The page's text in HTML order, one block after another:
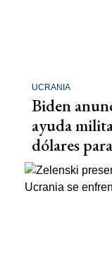
UCRANIA
Biden
ayuda
dólares